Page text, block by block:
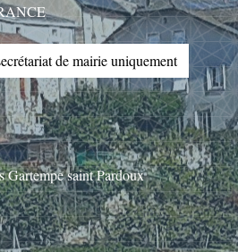
de mairie uniquement
Gartempe saint Pardoux